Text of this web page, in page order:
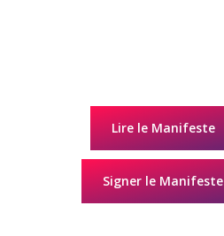
Lire le Manifeste
Signer le Manifeste